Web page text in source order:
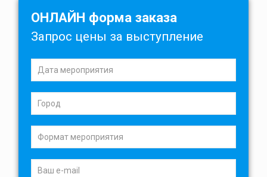
ОНЛАЙН форма заказа
Запрос цены за выступление